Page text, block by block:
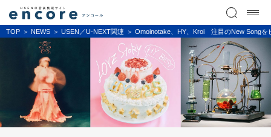
TOP NEWS USEN／U-NEXT関連 Omoinotake、HY、Kroi 注目のNew Song